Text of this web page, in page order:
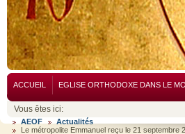
ACCUEIL EGLISE ORTHODOXE DANS LE
Vous êtes ici:
AEOF
Actualités
Le métropolite Emmanuel reçu le 21